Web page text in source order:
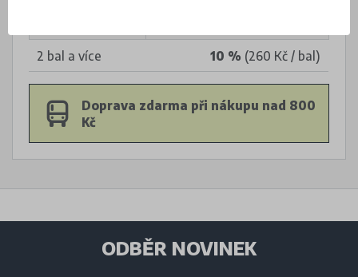
2 bal a více 10 % (260 Kč / bal)
Doprava zdarma při nákupu nad 800
Kč
ODBĚR NOVINEK